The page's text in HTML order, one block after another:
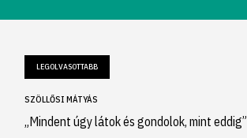
LEGOLVASOTTABB
SZÖLLŐSI MÁTYÁS
„Mindent úgy látok és gondolok, mint eddig”